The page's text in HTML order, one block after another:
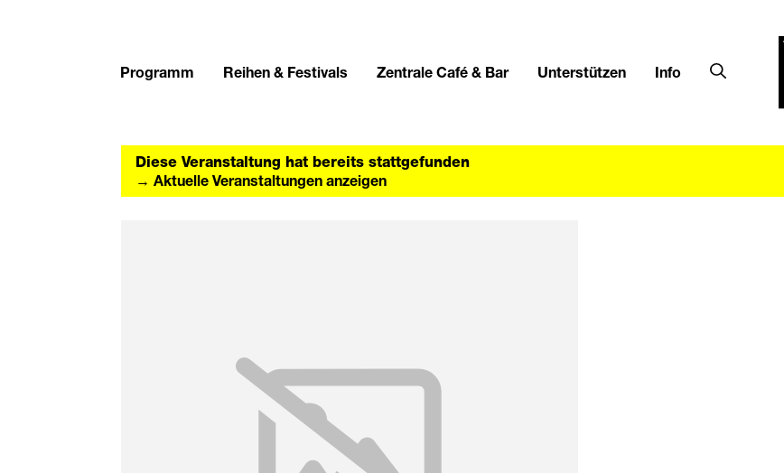
Programm Reihen & Festivals Zentrale Café & Bar Unterstützen Info
Diese Veranstaltung hat bereits stattgefunden
→ Aktuelle Veranstaltungen anzeigen